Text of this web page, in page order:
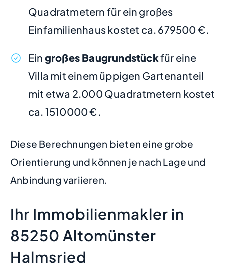
Quadratmetern für ein großes
Einfamilienhaus kostet ca. 679500 €.
Ein großes Baugrundstückfür eine
Villa mit einem üppigen Gartenanteil
mit etwa 2.000 Quadratmetern kostet
ca. 1510000 €.
Diese Berechnungen bieten eine grobe
Orientierung und können je nach Lage und
Anbindung variieren.
Ihr Immobilienmakler in
85250 Altomünster
Halmsried